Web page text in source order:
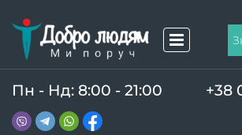
Пн - Нд: 8:00 - 21:00
+38